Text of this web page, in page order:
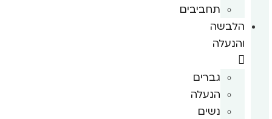
תחביבים
הלבשה
והנעלה
גברים
הנעלה
נשים